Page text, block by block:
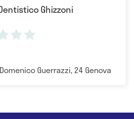
Ghizzoni
Guerrazzi, 24 Genova